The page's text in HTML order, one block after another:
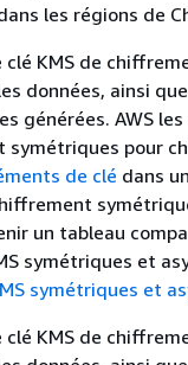
les régions de
KMS de
données, ainsi
générées. AWS
symétriques pour
de clé dans
un tableau
symétriques et
symétriques et
KMS de